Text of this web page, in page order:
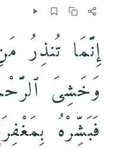
إِنَّمَا تُنذِرُ
وَخَشِىَ
فَبَشِّرْهُ